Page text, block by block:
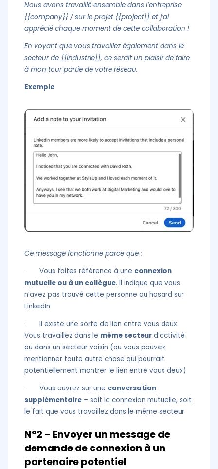
Nous avons travaillé ensemble dans l’entreprise
{{company}} / sur le projet {{project}} et j’ai
apprécié chaque moment de cette collaboration !
En voyant que vous travaillez également dans le
secteur de {{industrie}}, ce serait un plaisir de faire
à mon tour partie de votre réseau.
Exemple
Ce message fonctionne parce que :
· Vous faites référence à une connexion
mutuelle ou à un collègue. Il indique que vous
n’avez pas trouvé cette personne au hasard sur
LinkedIn
· Il existe une sorte de lien entre vous deux.
Vous travaillez dans le même secteur d’activité
ou dans un secteur voisin (ou vous pouvez
mentionner toute autre chose qui pourrait
potentiellement montrer le lien entre vous deux)
· Vous ouvrez sur une conversation
supplémentaire – soit la connexion mutuelle, soit
le fait que vous travaillez dans le même secteur
N°2 – Envoyer un message de
demande de connexion à un
partenaire potentiel